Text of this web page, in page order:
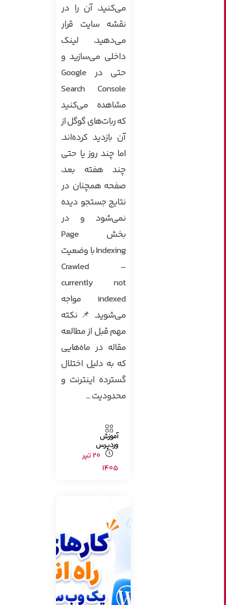
می‌کنید، آن را در
نقشه سایت قرار
می‌دهید، لینک
داخلی می‌سازید و
حتی در Google
Search Console
مشاهده می‌کنید
که ربات‌های گوگل از
آن بازدید کرده‌اند.
اما چند روز یا حتی
چند هفته بعد،
صفحه همچنان در
نتایج جستجو دیده
نمی‌شود و در
بخش Page
Indexing با وضعیت
Crawled –
currently not
indexed مواجه
می‌شوید. 📌 نکته
مهم قبل از مطالعه
مقاله در ماه‌هایی
که به دلیل اختلال
گسترده اینترنت و
محدودیت ...
آموزش
وردپرس
20 تیر
1405